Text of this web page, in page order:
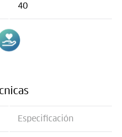
40
Especificación